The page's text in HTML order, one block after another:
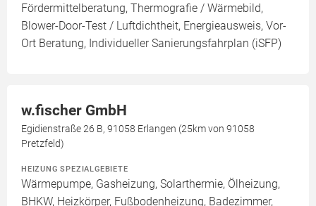
Fördermittelberatung, Thermografie / Wärmebild,
Blower-Door-Test / Luftdichtheit, Energieausweis, Vor-
Ort Beratung, Individueller Sanierungsfahrplan (iSFP)
w.fischer GmbH
Egidienstraße 26 B, 91058 Erlangen (25km von 91058
Pretzfeld)
HEIZUNG SPEZIALGEBIETE
Wärmepumpe, Gasheizung, Solarthermie, Ölheizung,
BHKW, Heizkörper, Fußbodenheizung, Badezimmer,